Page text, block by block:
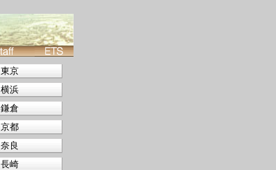
東京
横浜
鎌倉
京都
奈良
長崎